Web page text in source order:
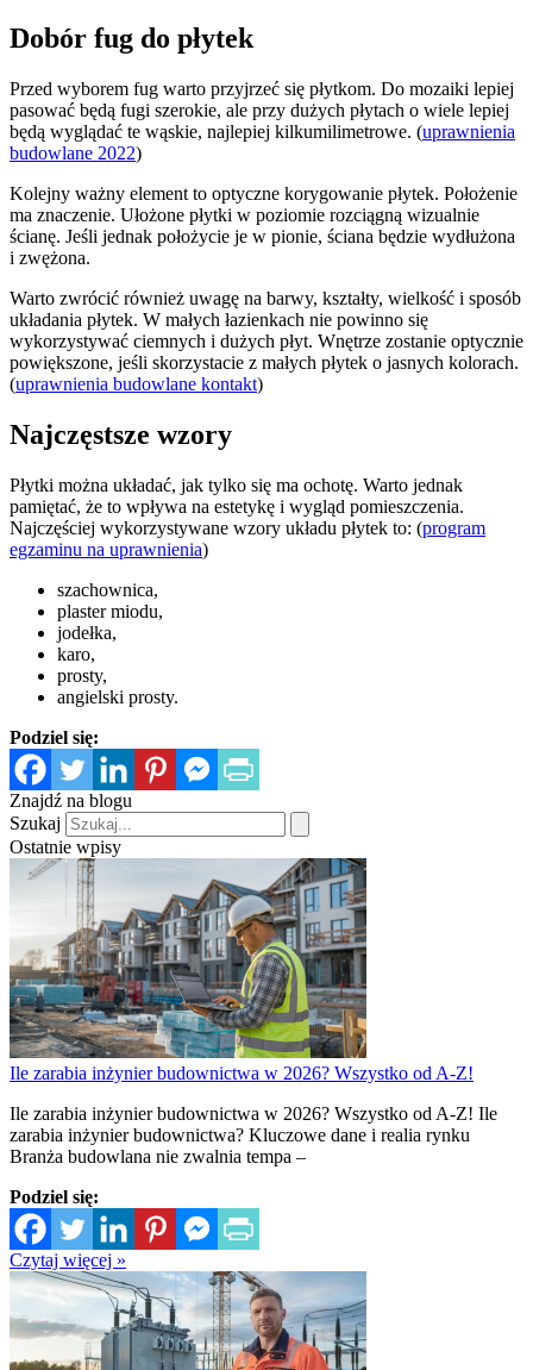
Dobór fug do płytek
Przed wyborem fug warto przyjrzeć się płytkom. Do mozaiki lepiej
pasować będą fugi szerokie, ale przy dużych płytach o wiele lepiej
będą wyglądać te wąskie, najlepiej kilkumilimetrowe. (uprawnienia
budowlane 2022)
Kolejny ważny element to optyczne korygowanie płytek. Położenie
ma znaczenie. Ułożone płytki w poziomie rozciągną wizualnie
ścianę. Jeśli jednak położycie je w pionie, ściana będzie wydłużona
i zwężona.
Warto zwrócić również uwagę na barwy, kształty, wielkość i sposób
układania płytek. W małych łazienkach nie powinno się
wykorzystywać ciemnych i dużych płyt. Wnętrze zostanie optycznie
powiększone, jeśli skorzystacie z małych płytek o jasnych kolorach.
(uprawnienia budowlane kontakt)
Najczęstsze wzory
Płytki można układać, jak tylko się ma ochotę. Warto jednak
pamiętać, że to wpływa na estetykę i wygląd pomieszczenia.
Najczęściej wykorzystywane wzory układu płytek to: (program
egzaminu na uprawnienia)
szachownica,
plaster miodu,
jodełka,
karo,
prosty,
angielski prosty.
Podziel się:
Znajdź na blogu
Szukaj
Ostatnie wpisy
Ile zarabia inżynier budownictwa w 2026? Wszystko od A-Z!
Ile zarabia inżynier budownictwa w 2026? Wszystko od A-Z! Ile
zarabia inżynier budownictwa? Kluczowe dane i realia rynku
Branża budowlana nie zwalnia tempa –
Podziel się:
Czytaj więcej »